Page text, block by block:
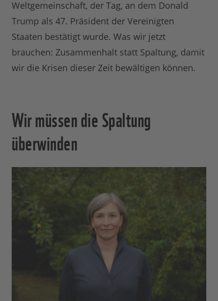
Weltgemeinschaft, der Tag, an dem Donald
Trump als 47. Präsident der Vereinigten
Staaten bestätigt wurde. Was wir jetzt
brauchen: Zusammenhalt statt Spaltung, damit
wir die Krisen dieser Zeit bewältigen können.
Wir müssen die Spaltung
überwinden